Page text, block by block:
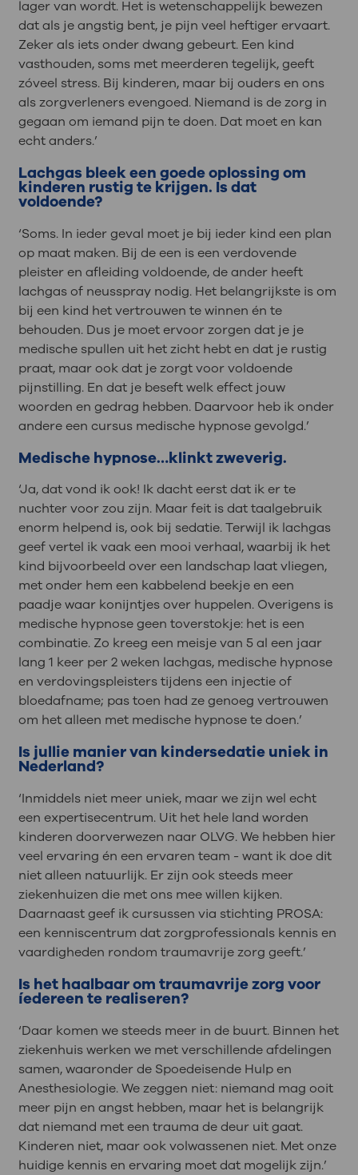
lager van wordt. Het is wetenschappelijk bewezen
dat als je angstig bent, je pijn veel heftiger ervaart.
Zeker als iets onder dwang gebeurt. Een kind
vasthouden, soms met meerderen tegelijk, geeft
zóveel stress. Bij kinderen, maar bij ouders en ons
als zorgverleners evengoed. Niemand is de zorg in
gegaan om iemand pijn te doen. Dat moet en kan
echt anders.’
Lachgas bleek een goede oplossing om
kinderen rustig te krijgen. Is dat
voldoende?
‘Soms. In ieder geval moet je bij ieder kind een plan
op maat maken. Bij de een is een verdovende
pleister en afleiding voldoende, de ander heeft
lachgas of neusspray nodig. Het belangrijkste is om
bij een kind het vertrouwen te winnen én te
behouden. Dus je moet ervoor zorgen dat je je
medische spullen uit het zicht hebt en dat je rustig
praat, maar ook dat je zorgt voor voldoende
pijnstilling. En dat je beseft welk effect jouw
woorden en gedrag hebben. Daarvoor heb ik onder
andere een cursus medische hypnose gevolgd.’
Medische hypnose…klinkt zweverig.
‘Ja, dat vond ik ook! Ik dacht eerst dat ik er te
nuchter voor zou zijn. Maar feit is dat taalgebruik
enorm helpend is, ook bij sedatie. Terwijl ik lachgas
geef vertel ik vaak een mooi verhaal, waarbij ik het
kind bijvoorbeeld over een landschap laat vliegen,
met onder hem een kabbelend beekje en een
paadje waar konijntjes over huppelen. Overigens is
medische hypnose geen toverstokje: het is een
combinatie. Zo kreeg een meisje van 5 al een jaar
lang 1 keer per 2 weken lachgas, medische hypnose
en verdovingspleisters tijdens een injectie of
bloedafname; pas toen had ze genoeg vertrouwen
om het alleen met medische hypnose te doen.’
Is jullie manier van kindersedatie uniek in
Nederland?
‘Inmiddels niet meer uniek, maar we zijn wel echt
een expertisecentrum. Uit het hele land worden
kinderen doorverwezen naar OLVG. We hebben hier
veel ervaring én een ervaren team - want ik doe dit
niet alleen natuurlijk. Er zijn ook steeds meer
ziekenhuizen die met ons mee willen kijken.
Daarnaast geef ik cursussen via stichting PROSA:
een kenniscentrum dat zorgprofessionals kennis en
vaardigheden rondom traumavrije zorg geeft.’
Is het haalbaar om traumavrije zorg voor
íedereen te realiseren?
‘Daar komen we steeds meer in de buurt. Binnen het
ziekenhuis werken we met verschillende afdelingen
samen, waaronder de Spoedeisende Hulp en
Anesthesiologie. We zeggen niet: niemand mag ooit
meer pijn en angst hebben, maar het is belangrijk
dat niemand met een trauma de deur uit gaat.
Kinderen niet, maar ook volwassenen niet. Met onze
huidige kennis en ervaring moet dat mogelijk zijn.’